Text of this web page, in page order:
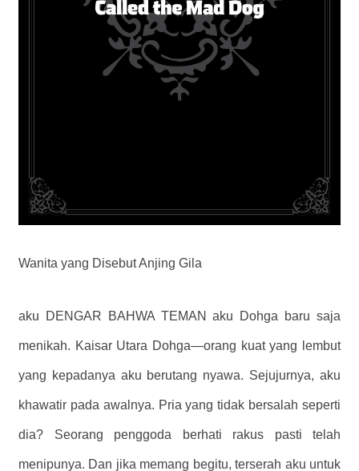
Wanita yang Disebut Anjing Gila
aku DENGAR BAHWA TEMAN aku Dohga baru saja
menikah. Kaisar Utara Dohga—orang kuat yang lembut
yang kepadanya aku berutang nyawa. Sejujurnya, aku
khawatir pada awalnya. Pria yang tidak bersalah seperti
dia? Seorang penggoda berhati rakus pasti telah
menipunya. Dan jika memang begitu, terserah aku untuk